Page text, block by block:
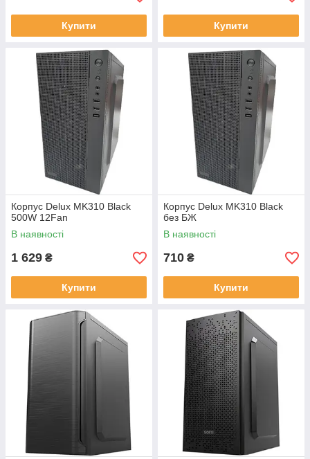
Купити Купити
Корпус Delux MK310 Black
500W 12Fan
В наявності
1 629 ₴
Купити
Корпус Delux MK310 Black
без БЖ
В наявності
710 ₴
Купити